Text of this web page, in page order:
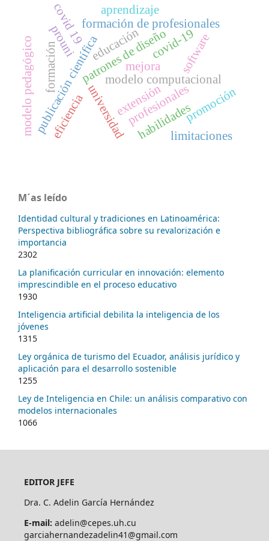
modelo computacional
patrones de diseño software
formación de profesionales
publicación científicauniversidad
formación
modelo pedagógico profesionales
habilidades
aprendizaje
extensión
limitaciones
mejora
educación covid-19
prouni
eficiencia promoción
covid 19
M´as leído
Identidad cultural y tradiciones en Latinoamérica:
Perspectiva bibliográfica sobre su revalorización e
importancia
2302
La planificación curricular en innovación: elemento
imprescindible en el proceso educativo
1930
Inteligencia artificial debilita la inteligencia de los
jóvenes
1315
Ley orgánica de turismo del Ecuador, análisis jurídico y
aplicación para el desarrollo sostenible
1255
Ley de Inteligencia en Chile: un análisis comparativo con
modelos internacionales
1066
EDITOR JEFE
Dra. C. Adelin García Hernández
E-mail: adelin@cepes.uh.cu
garciahernandezadelin41@gmail.com